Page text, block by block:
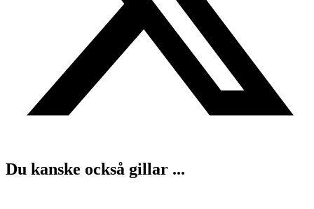
Du kanske också gillar ...